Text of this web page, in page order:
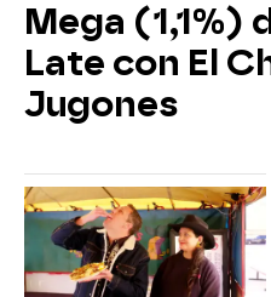
Mega (1,1%)
Late con El
Jugones